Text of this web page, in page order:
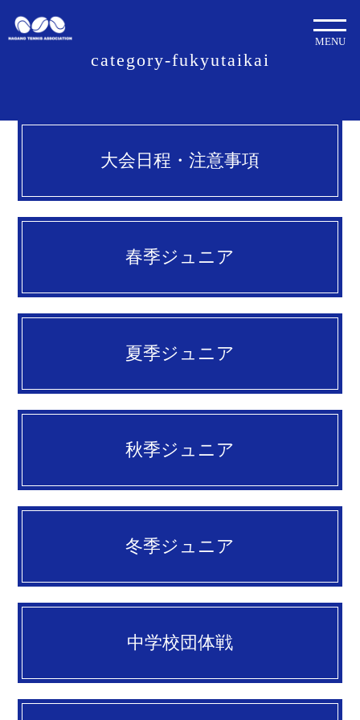
category-fukyutaikai
MENU
大会日程・注意事項
春季ジュニア
夏季ジュニア
秋季ジュニア
冬季ジュニア
中学校団体戦